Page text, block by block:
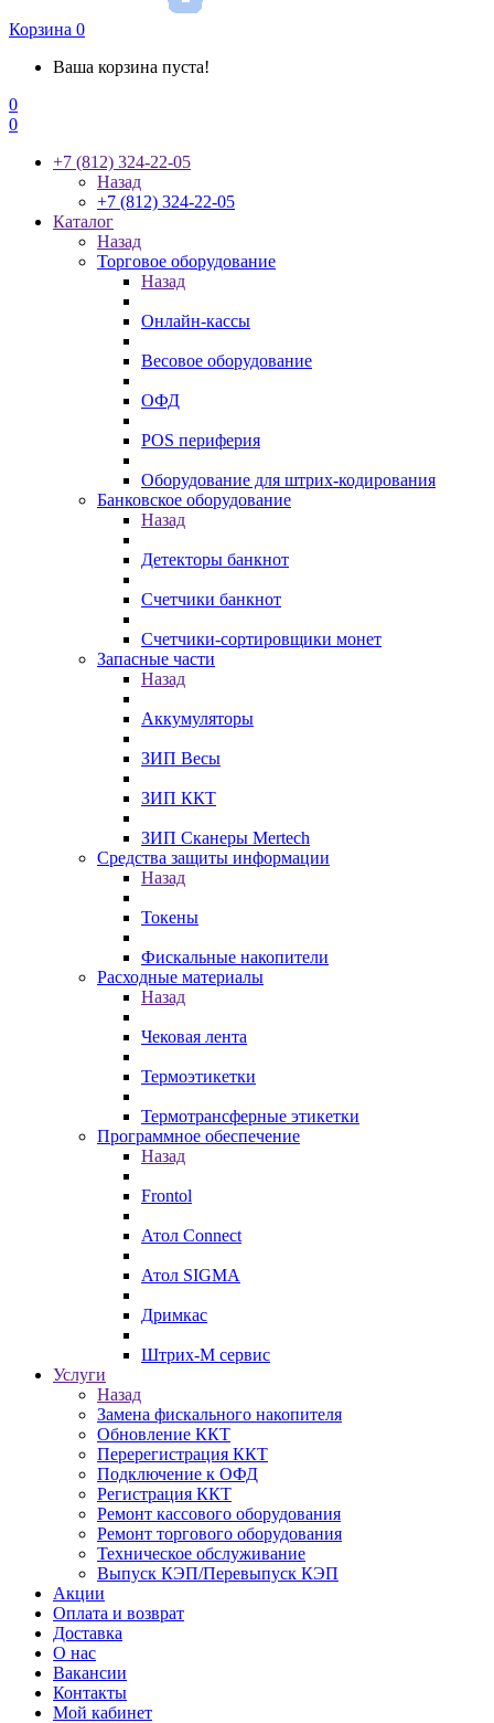
Корзина 0
Ваша корзина пуста!
0
0
+7 (812) 324-22-05
Назад
+7 (812) 324-22-05
Каталог
Назад
Торговое оборудование
Назад
Онлайн-кассы
Весовое оборудование
ОФД
POS периферия
Оборудование для штрих-кодирования
Банковское оборудование
Назад
Детекторы банкнот
Счетчики банкнот
Счетчики-сортировщики монет
Запасные части
Назад
Аккумуляторы
ЗИП Весы
ЗИП ККТ
ЗИП Сканеры Mertech
Средства защиты информации
Назад
Токены
Фискальные накопители
Расходные материалы
Назад
Чековая лента
Термоэтикетки
Термотрансферные этикетки
Программное обеспечение
Назад
Frontol
Атол Connect
Атол SIGMA
Дримкас
Штрих-М сервис
Услуги
Назад
Замена фискального накопителя
Обновление ККТ
Перерегистрация ККТ
Подключение к ОФД
Регистрация ККТ
Ремонт кассового оборудования
Ремонт торгового оборудования
Техническое обслуживание
Выпуск КЭП/Перевыпуск КЭП
Акции
Оплата и возврат
Доставка
О нас
Вакансии
Контакты
Мой кабинет